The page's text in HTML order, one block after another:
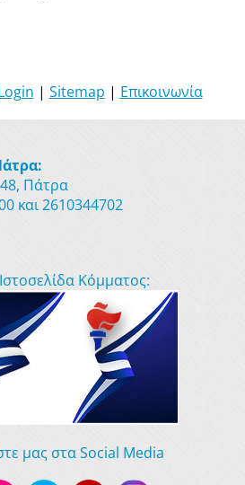
| Sitemap | Επικοινωνία
Πάτρα
και 2610344702
Κόμματος:
μας στα Social Media